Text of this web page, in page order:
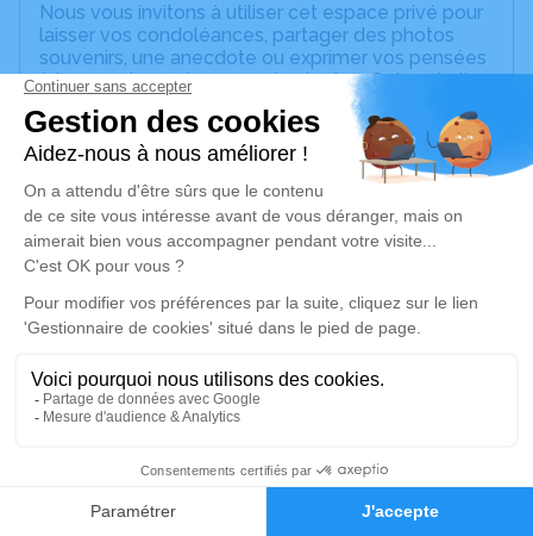
Faire-part Hommages
Nous vous invitons à utiliser cet espace privé pour
laisser vos condoléances, partager des photos
souvenirs, une anecdote ou exprimer vos pensées
à travers des poèmes ou des textes. Cet endroit
est un lieu d'expression dédié à honorer la
mémoire de Jean-Marc BORDAGE.
Un service de plantation d’arbre hommage est
disponible ici.
Cérémonie religieuse
Église Saint Pierre de Malay-le-Petit
89100 Malay-le-Petit
Je rends hommage